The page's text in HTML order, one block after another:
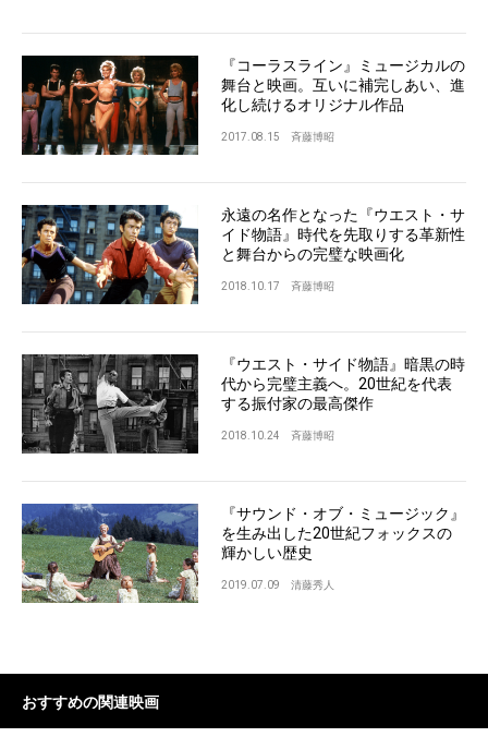
『コーラスライン』ミュージカルの
舞台と映画。互いに補完しあい、進
化し続けるオリジナル作品
2017.08.15 斉藤博昭
永遠の名作となった『ウエスト・サ
イド物語』時代を先取りする革新性
と舞台からの完璧な映画化
2018.10.17 斉藤博昭
『ウエスト・サイド物語』暗黒の時
代から完璧主義へ。20世紀を代表
する振付家の最高傑作
2018.10.24 斉藤博昭
『サウンド・オブ・ミュージック』
を生み出した20世紀フォックスの
輝かしい歴史
2019.07.09 清藤秀人
おすすめの関連映画